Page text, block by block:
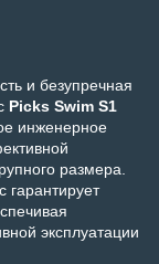
и безупречная
Picks Swim S1
инженерное
размера.
гарантирует
эксплуатации